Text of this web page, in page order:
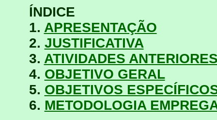
ÍNDICE
1. APRESENTAÇÃO
2. JUSTIFICATIVA
3. ATIVIDADES
4. OBJETIVO GERAL
5. OBJETIVOS
6. METODOLOGIA